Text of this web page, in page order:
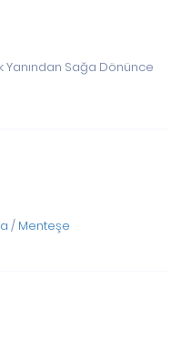
Yanından Sağa Dönünce
/ Menteşe